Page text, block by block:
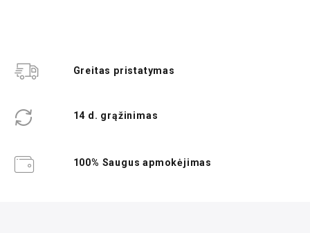
Greitas pristatymas
14 d. grąžinimas
100% Saugus apmokėjimas